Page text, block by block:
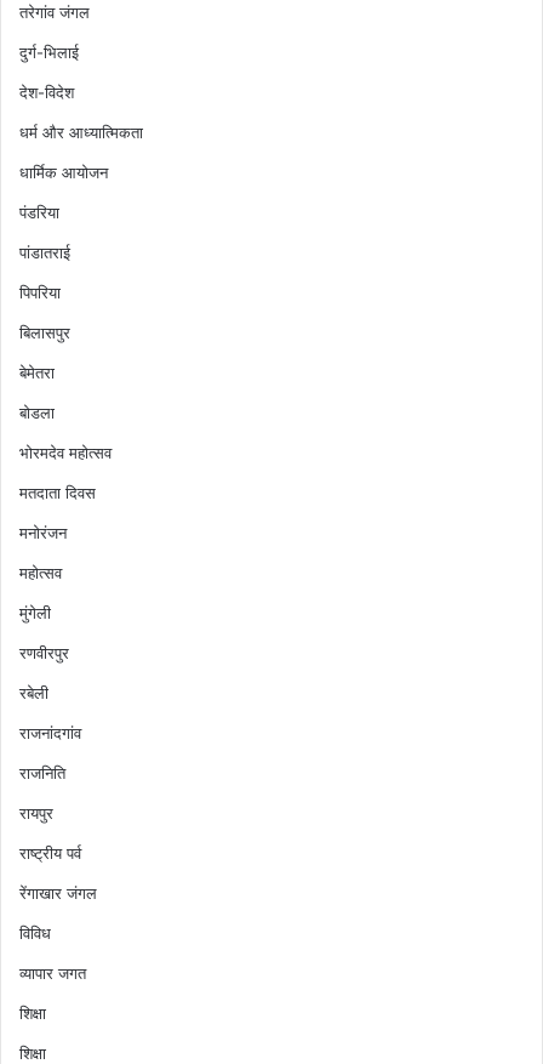
तरेगांव जंगल
दुर्ग-भिलाई
देश-विदेश
धर्म और आध्यात्मिकता
धार्मिक आयोजन
पंडरिया
पांडातराई
पिपरिया
बिलासपुर
बेमेतरा
बोडला
भोरमदेव महोत्सव
मतदाता दिवस
मनोरंजन
महोत्सव
मुंगेली
रणवीरपुर
रबेली
राजनांदगांव
राजनिति
रायपुर
राष्ट्रीय पर्व
रेंगाखार जंगल
विविध
व्यापार जगत
शिक्षा
शिक्षा